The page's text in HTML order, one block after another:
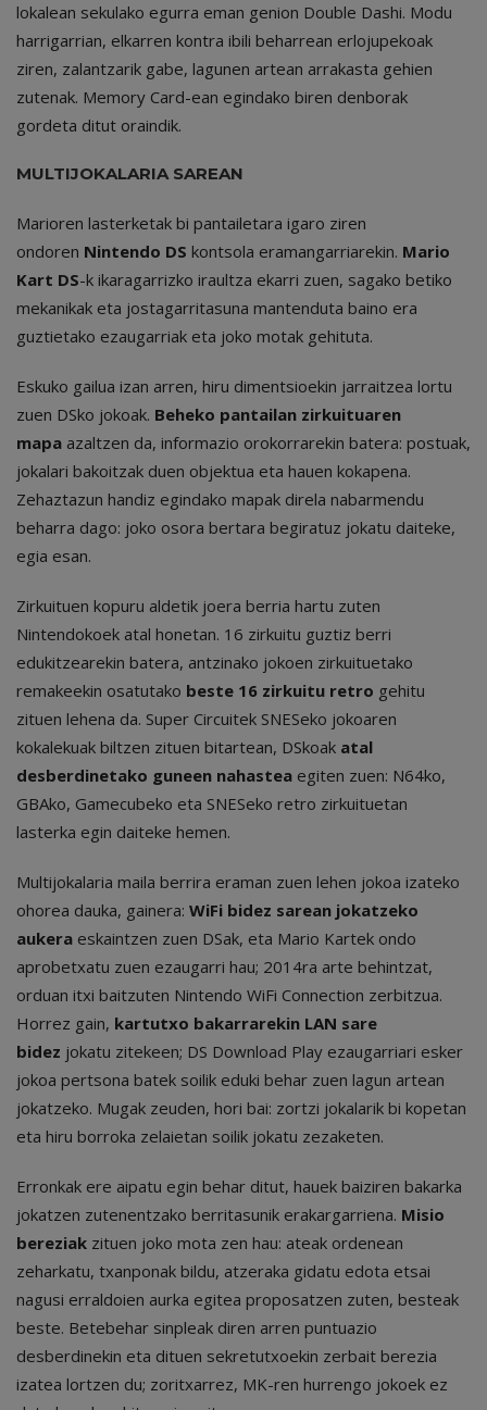
lokalean sekulako egurra eman genion Double Dashi. Modu
harrigarrian, elkarren kontra ibili beharrean erlojupekoak
ziren, zalantzarik gabe, lagunen artean arrakasta gehien
zutenak. Memory Card-ean egindako biren denborak
gordeta ditut oraindik.
MULTIJOKALARIA SAREAN
Marioren lasterketak bi pantailetara igaro ziren
ondoren Nintendo DS kontsola eramangarriarekin. Mario
Kart DS-k ikaragarrizko iraultza ekarri zuen, sagako betiko
mekanikak eta jostagarritasuna mantenduta baino era
guztietako ezaugarriak eta joko motak gehituta.
Eskuko gailua izan arren, hiru dimentsioekin jarraitzea lortu
zuen DSko jokoak. Beheko pantailan zirkuituaren
mapa azaltzen da, informazio orokorrarekin batera: postuak,
jokalari bakoitzak duen objektua eta hauen kokapena.
Zehaztazun handiz egindako mapak direla nabarmendu
beharra dago: joko osora bertara begiratuz jokatu daiteke,
egia esan.
Zirkuituen kopuru aldetik joera berria hartu zuten
Nintendokoek atal honetan. 16 zirkuitu guztiz berri
edukitzearekin batera, antzinako jokoen zirkuituetako
remakeekin osatutako beste 16 zirkuitu retro gehitu
zituen lehena da. Super Circuitek SNESeko jokoaren
kokalekuak biltzen zituen bitartean, DSkoak atal
desberdinetako guneen nahastea egiten zuen: N64ko,
GBAko, Gamecubeko eta SNESeko retro zirkuituetan
lasterka egin daiteke hemen.
Multijokalaria maila berrira eraman zuen lehen jokoa izateko
ohorea dauka, gainera: WiFi bidez sarean jokatzeko
aukera eskaintzen zuen DSak, eta Mario Kartek ondo
aprobetxatu zuen ezaugarri hau; 2014ra arte behintzat,
orduan itxi baitzuten Nintendo WiFi Connection zerbitzua.
Horrez gain, kartutxo bakarrarekin LAN sare
bidez jokatu zitekeen; DS Download Play ezaugarriari esker
jokoa pertsona batek soilik eduki behar zuen lagun artean
jokatzeko. Mugak zeuden, hori bai: zortzi jokalarik bi kopetan
eta hiru borroka zelaietan soilik jokatu zezaketen.
Erronkak ere aipatu egin behar ditut, hauek baiziren bakarka
jokatzen zutenentzako berritasunik erakargarriena. Misio
bereziak zituen joko mota zen hau: ateak ordenean
zeharkatu, txanponak bildu, atzeraka gidatu edota etsai
nagusi erraldoien aurka egitea proposatzen zuten, besteak
beste. Betebehar sinpleak diren arren puntuazio
desberdinekin eta dituen sekretutxoekin zerbait berezia
izatea lortzen du; zoritxarrez, MK-ren hurrengo jokoek ez